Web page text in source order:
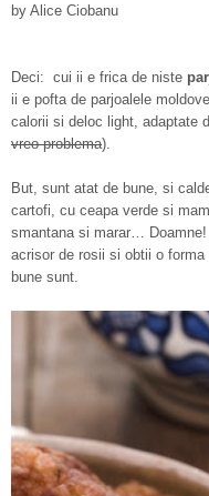
by Alice Ciobanu
Deci: cui ii e frica de niste
ii e pofta de parjoalele
calorii si deloc light, adaptate
vreo problema).
But, sunt atat de bune, si
cartofi, cu ceapa verde si
smantana si marar…
acrisor de rosii si obtii o forma
bune sunt.